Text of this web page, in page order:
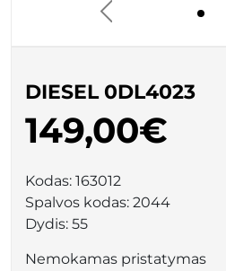
DIESEL 0DL4023
149,00€
Kodas: 163012
Spalvos kodas: 2044
Dydis: 55
Nemokamas pristatymas